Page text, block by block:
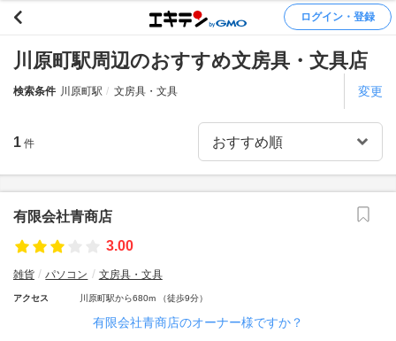
ログイン・登録
川原町駅周辺のおすすめ文房具・文具店
検索条件 川原町駅 文房具・文具 変更
1 件
有限会社青商店
3.00
雑貨 パソコン 文房具・文具
アクセス 川原町駅から680m （徒歩9分）
有限会社青商店のオーナー様ですか？